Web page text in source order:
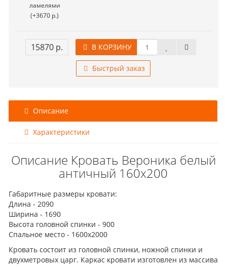
ламелями
(+3670 р.)
15870 р. В КОРЗИНУ
Быстрый заказ
Описание
Характеристики
Описание Кровать Вероника белый
античный 160х200
Габаритные размеры кровати:
Длина - 2090
Ширина - 1690
Высота головной спинки - 900
Спальное место - 1600х2000
Кровать состоит из головной спинки, ножной спинки и
двухметровых царг. Каркас кровати изготовлен из массива